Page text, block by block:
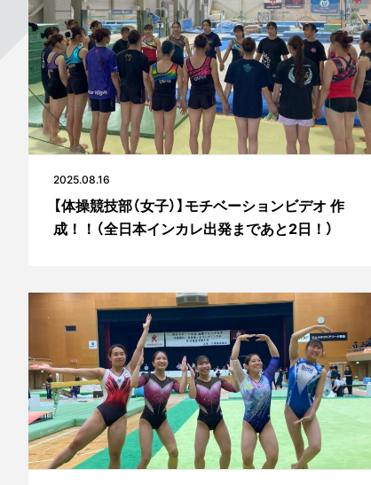
2025.08.16
【体操競技部（女子）】モチベーションビデオ 作
成！！（全日本インカレ出発まであと2日！）